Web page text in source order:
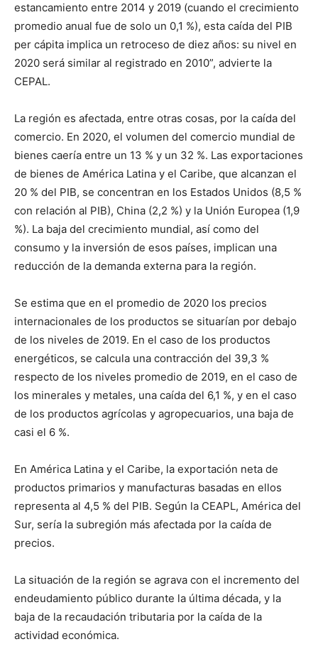
estancamiento entre 2014 y 2019 (cuando el crecimiento
promedio anual fue de solo un 0,1 %), esta caída del PIB
per cápita implica un retroceso de diez años: su nivel en
2020 será similar al registrado en 2010”, advierte la
CEPAL.
La región es afectada, entre otras cosas, por la caída del
comercio. En 2020, el volumen del comercio mundial de
bienes caería entre un 13 % y un 32 %. Las exportaciones
de bienes de América Latina y el Caribe, que alcanzan el
20 % del PIB, se concentran en los Estados Unidos (8,5 %
con relación al PIB), China (2,2 %) y la Unión Europea (1,9
%). La baja del crecimiento mundial, así como del
consumo y la inversión de esos países, implican una
reducción de la demanda externa para la región.
Se estima que en el promedio de 2020 los precios
internacionales de los productos se situarían por debajo
de los niveles de 2019. En el caso de los productos
energéticos, se calcula una contracción del 39,3 %
respecto de los niveles promedio de 2019, en el caso de
los minerales y metales, una caída del 6,1 %, y en el caso
de los productos agrícolas y agropecuarios, una baja de
casi el 6 %.
En América Latina y el Caribe, la exportación neta de
productos primarios y manufacturas basadas en ellos
representa al 4,5 % del PIB. Según la CEAPL, América del
Sur, sería la subregión más afectada por la caída de
precios.
La situación de la región se agrava con el incremento del
endeudamiento público durante la última década, y la
baja de la recaudación tributaria por la caída de la
actividad económica.